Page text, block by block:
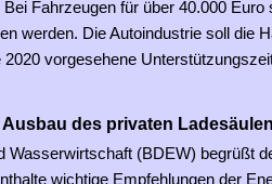
Fahrzeugen für über 40.000 Euro
werden. Die Autoindustrie soll die
vorgesehene
des privaten
Wasserwirtschaft (BDEW) begrüßt
wichtige Empfehlungen der